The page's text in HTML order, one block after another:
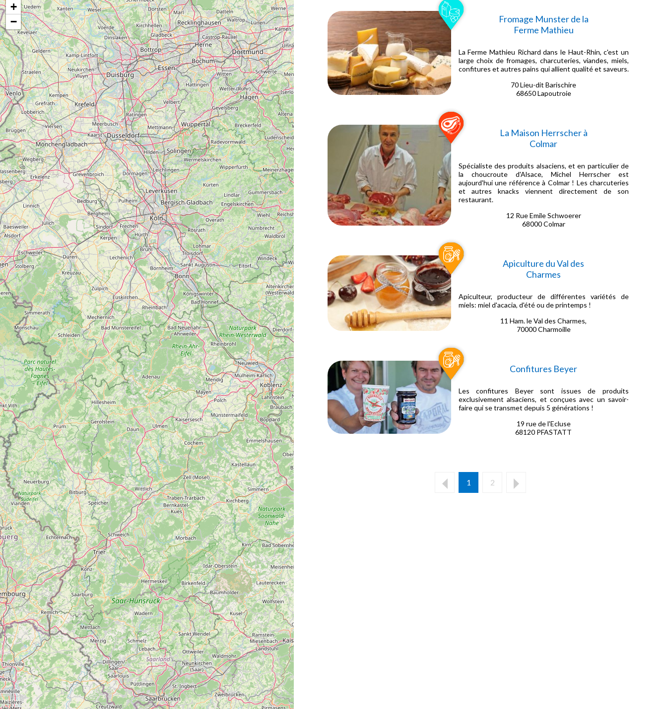
+
−
Fromage Munster de la
Ferme Mathieu
La Ferme Mathieu Richard dans le Haut-Rhin, c'est un
large choix de fromages, charcuteries, viandes, miels,
confitures et autres pains qui allient qualité et saveurs.
70 Lieu-dit Barischire
68650 Lapoutroie
La Maison Herrscher à
Colmar
Spécialiste des produits alsaciens, et en particulier de
la choucroute d'Alsace, Michel Herrscher est
aujourd'hui une référence à Colmar ! Les charcuteries
et autres knacks viennent directement de son
restaurant.
12 Rue Emile Schwoerer
68000 Colmar
Apiculture du Val des
Charmes
Apiculteur, producteur de différentes variétés de
miels: miel d'acacia, d'été ou de printemps !
11 Ham. le Val des Charmes,
70000 Charmoille
Confitures Beyer
Les confitures Beyer sont issues de produits
exclusivement alsaciens, et conçues avec un savoir-
faire qui se transmet depuis 5 générations !
19 rue de l'Ecluse
68120 PFASTATT
1 2